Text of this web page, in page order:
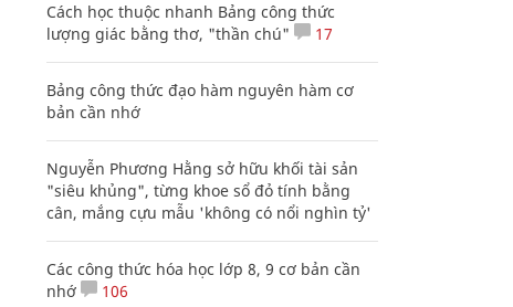
Cách học thuộc nhanh Bảng công thức
lượng giác bằng thơ, "thần chú"
17
Bảng công thức đạo hàm nguyên hàm cơ
bản cần nhớ
Nguyễn Phương Hằng sở hữu khối tài sản
"siêu khủng", từng khoe sổ đỏ tính bằng
cân, mắng cựu mẫu 'không có nổi nghìn tỷ'
Các công thức hóa học lớp 8, 9 cơ bản cần
nhớ
106